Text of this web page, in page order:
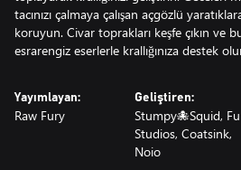
tacınızı çalmaya çalışan açgözlü yaratıklara
koruyun. Civar toprakları keşfe çıkın ve
esrarengiz eserlerle krallığınıza destek
Yayımlayan:
Raw Fury
Geliştiren:
Stumpy🐙Squid,
Studios, Coatsink,
Noio